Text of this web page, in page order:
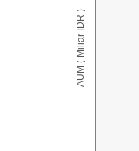
AUM ( Miliar IDR )